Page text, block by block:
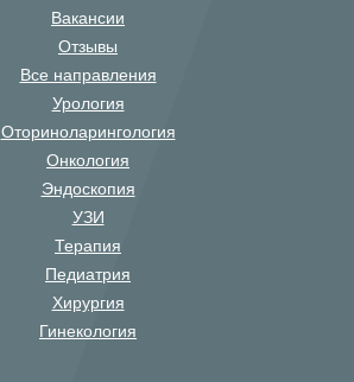
Вакансии
Отзывы
Все направления
Урология
Оториноларингология
Онкология
Эндоскопия
УЗИ
Терапия
Педиатрия
Хирургия
Гинекология